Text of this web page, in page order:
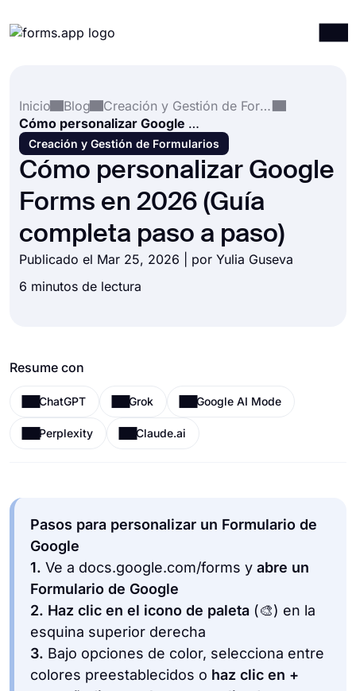
Integraciones
Plantillas
Recursos
Precios
Inicio
Blog
Creación y Gestión de Formularios
Cómo personalizar Google Forms en 2026 (Guía completa paso a paso)
Creación y Gestión de Formularios
Cómo personalizar Google
Forms en 2026 (Guía
completa paso a paso)
Publicado el Mar 25, 2026 | por Yulia Guseva
6 minutos de lectura
Resume con
ChatGPT Grok Google AI Mode
Perplexity Claude.ai
Pasos para personalizar un Formulario de
Google
1. Ve a docs.google.com/forms y abre un
Formulario de Google
2. Haz clic en el icono de paleta (🎨) en la
esquina superior derecha
3. Bajo opciones de color, selecciona entre
colores preestablecidos o haz clic en +